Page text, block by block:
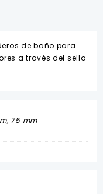
de baño para
a través del sello
75 mm